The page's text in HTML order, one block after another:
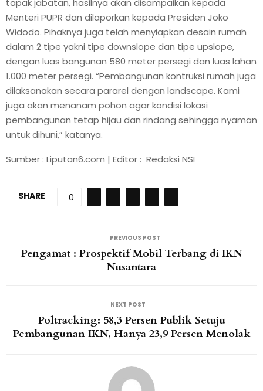
Menteri PUPR dan dilaporkan kepada Presiden Joko
Widodo. Pihaknya juga telah menyiapkan desain rumah
dalam 2 tipe yakni tipe downslope dan tipe upslope,
dengan luas bangunan 580 meter persegi dan luas lahan
1.000 meter persegi. “Pembangunan kontruksi rumah juga
dilaksanakan secara pararel dengan landscape. Kami
juga akan menanam pohon agar kondisi lokasi
pembangunan tetap hijau dan rindang sehingga nyaman
untuk dihuni,” katanya.
Sumber : Liputan6.com | Editor : Redaksi NSI
SHARE 0
PREVIOUS POST
Pengamat : Prospektif Mobil Terbang di IKN
Nusantara
NEXT POST
Poltracking: 58,3 Persen Publik Setuju
Pembangunan IKN, Hanya 23,9 Persen Menolak